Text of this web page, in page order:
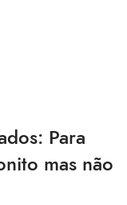
Para
mas não